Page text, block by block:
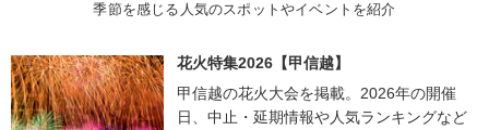
季節を感じる人気のスポットやイベントを紹介
花火特集2026【甲信越】
甲信越の花火大会を掲載。2026年の開催
日、中止・延期情報や人気ランキングなど